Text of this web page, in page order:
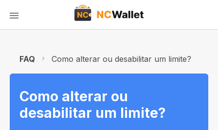
FAQ Como alterar ou desabilitar um limite?
Como alterar ou
desabilitar um limite?